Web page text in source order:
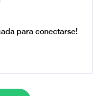
para conectarse!